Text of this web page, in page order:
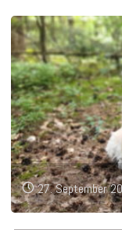
chen
feiern
27. September